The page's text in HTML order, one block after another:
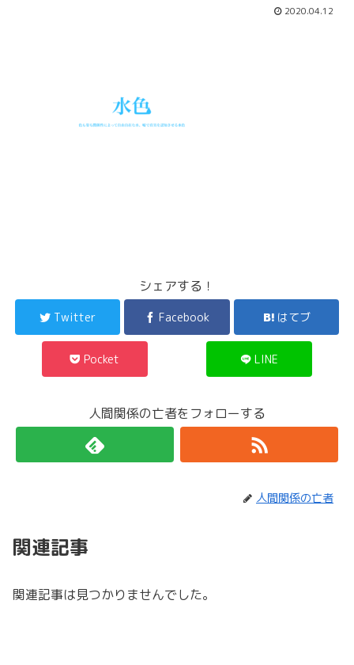
2020.04.12
シェアする！
Twitter Facebook はてブ
Pocket LINE
人間関係の亡者をフォローする
人間関係の亡者
関連記事
関連記事は見つかりませんでした。